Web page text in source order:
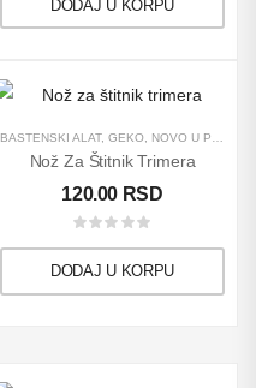
DODAJ U KORPU
BAŠTENSKI ALAT, GEKO NOVO U PONUDI
Nož Za Štitnik Trimera
120.00 RSD
DODAJ U KORPU